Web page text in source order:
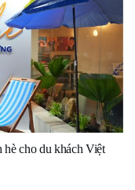
cho du khách Việt